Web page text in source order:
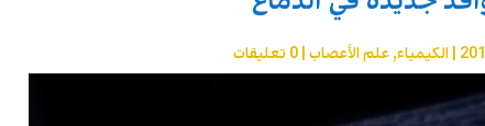
|الكيمياء,علم الأعصاب |0 تعليقات